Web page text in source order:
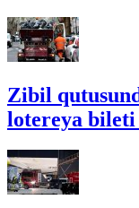
Zibil
lotereya bileti